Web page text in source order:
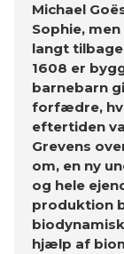
Michael
Sophie,
langt
1608 er
barnebarn
forfædre,
eftertiden
Grevens
om, en ny
og hele
produktion
hjælp af